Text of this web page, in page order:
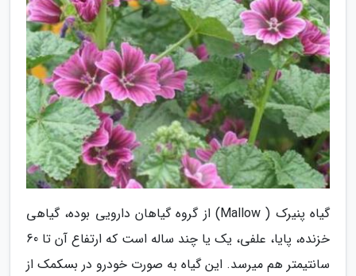
گیاه پنیرک ( Mallow) از گروه گیاهان دارویی بوده، گیاهی
خزنده، پایا، علفی، یک یا چند ساله است که ارتفاع آن تا 60
سانتیمتر هم میرسد. این گیاه به صورت خودرو در بسکمک از